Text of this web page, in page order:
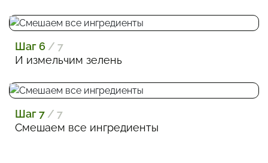
Шаг 6 / 7
И измельчим зелень
Шаг 7 / 7
Смешаем все ингредиенты